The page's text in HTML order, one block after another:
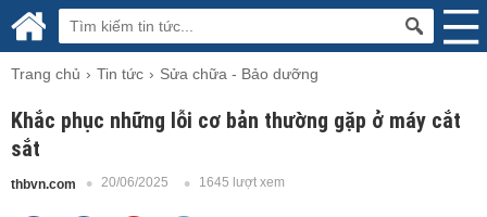
Trang chủ Tin tức Sửa chữa - Bảo dưỡng
Khắc phục những lỗi cơ bản thường gặp ở máy cắt
sắt
thbvn.com 20/06/2025 1645 lượt xem